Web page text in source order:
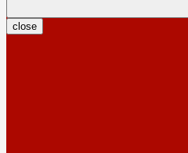
close